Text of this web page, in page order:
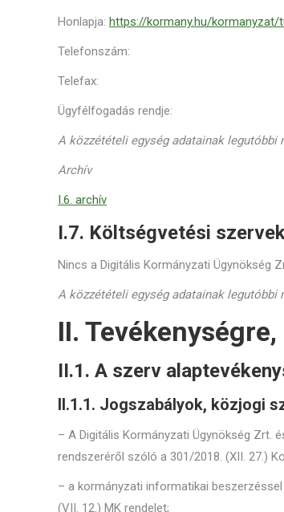
Honlapja: https://kormany.hu/
Telefonszám:
Telefax:
Ügyfélfogadás rendje:
A közzétételi egység adatainak legutóbbi
Archív
I.6. archív
I.7. Költségvetési
Nincs a Digitális Kormányzati Ügynökség
A közzétételi egység adatainak legutóbbi
II.
II.1. A szerv
II.1.1. Jogszabályok, közjogi
– A Digitális Kormányzati Ügynökség
rendszeréről szóló a 301/2018. (XII. 27.)
– a kormányzati informatikai
(VII. 12.) MK rendelet;